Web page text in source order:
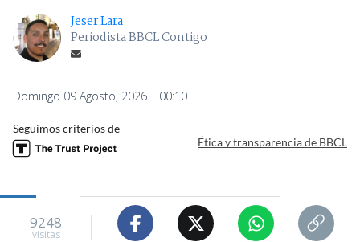
Jeser Lara
Periodista BBCL Contigo
Domingo 09 Agosto, 2026 | 00:10
Seguimos criterios de
Ética y transparencia de BBCL
9248
visitas